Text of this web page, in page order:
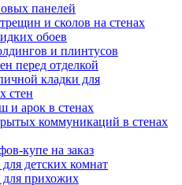
панелей
и сколов на стенах
обоев
и плинтусов
перед отделкой
кладки для
стен
и арок в стенах
коммуникаций в стенах
купе на заказ
детских комнат
прихожих